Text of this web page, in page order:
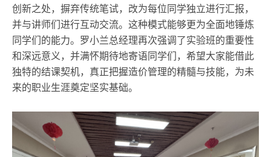
创新之处，摒弃传统笔试，改为每位同学独立进行汇报，
并与讲师们进行互动交流。这种模式能够更为全面地锤炼
同学们的能力。罗小兰总经理再次强调了实验班的重要性
和深远意义，并满怀期待地寄语同学们，希望大家能借此
独特的结课契机，真正把握造价管理的精髓与技能，为未
来的职业生涯奠定坚实基础。